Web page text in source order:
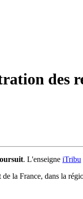
des
. L'enseigne iTribu
la France, dans la